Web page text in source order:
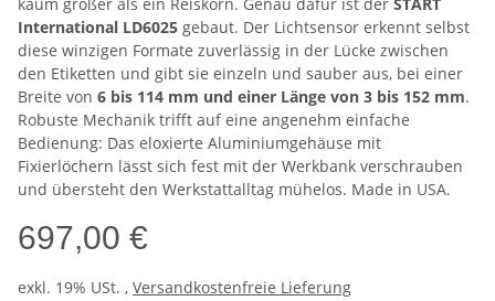
International LD6025 gebaut. Der Lichtsensor erkennt selbst
diese winzigen Formate zuverlässig in der Lücke zwischen
den Etiketten und gibt sie einzeln und sauber aus, bei einer
Breite von 6 bis 114 mm und einer Länge von 3 bis 152 mm.
Robuste Mechanik trifft auf eine angenehm einfache
Bedienung: Das eloxierte Aluminiumgehäuse mit
Fixierlöchern lässt sich fest mit der Werkbank verschrauben
und übersteht den Werkstattalltag mühelos. Made in USA.
697,00 €
exkl. 19% USt. , Versandkostenfreie Lieferung